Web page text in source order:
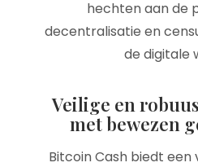
hechten aan de
decentralisatie en
de digitale
Veilige en
met bewezen
Bitcoin Cash biedt een